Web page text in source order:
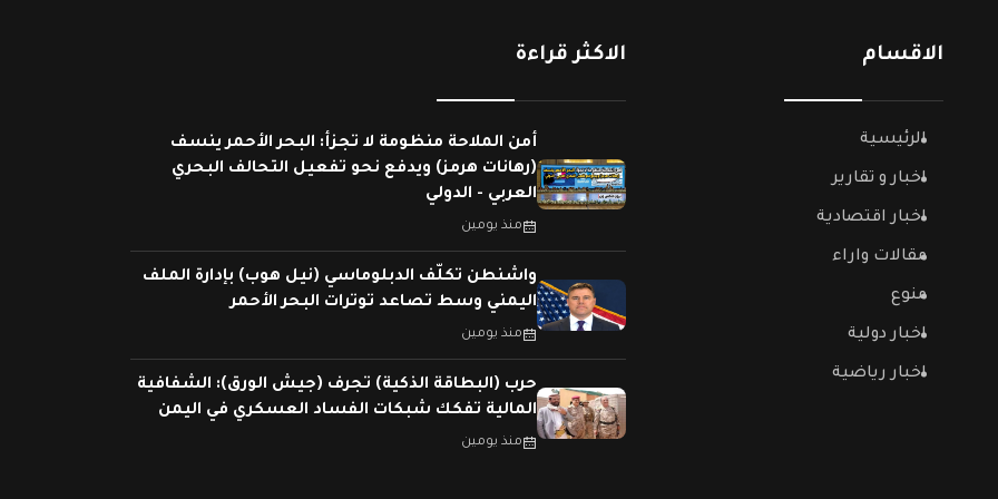
الاقسام
الرئيسية
اخبار و تقارير
اخبار اقتصادية
مقالات واراء
منوع
اخبار دولية
اخبار رياضية
الاكثر قراءة
أمن الملاحة منظومة لا تجزأ: البحر الأحمر ينسف
(رهانات هرمز) ويدفع نحو تفعيل التحالف البحري
العربي - الدولي
منذ يومين
واشنطن تكلّف الدبلوماسي (نيل هوب) بإدارة الملف
اليمني وسط تصاعد توترات البحر الأحمر
منذ يومين
حرب (البطاقة الذكية) تجرف (جيش الورق): الشفافية
المالية تفكك شبكات الفساد العسكري في اليمن
منذ يومين